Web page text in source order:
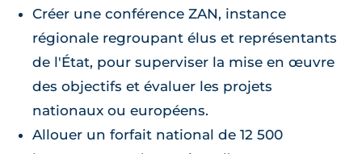
Créer une conférence ZAN, instance
régionale regroupant élus et représentants
de l'État, pour superviser la mise en œuvre
des objectifs et évaluer les projets
nationaux ou européens.
Allouer un forfait national de 12 500